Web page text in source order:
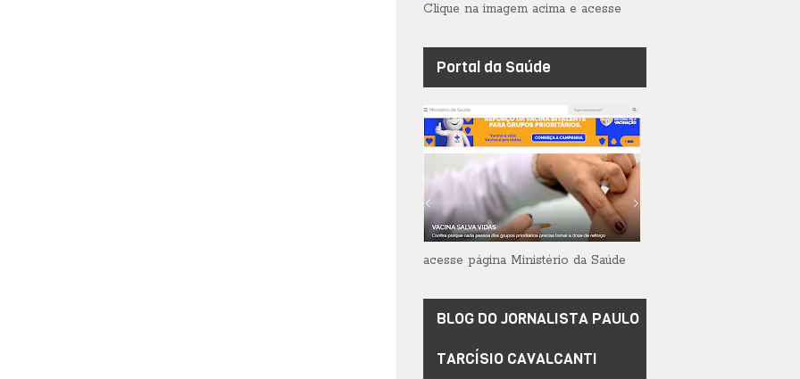
Clique na imagem acima e acesse
Portal da Saúde
acesse página Ministério da Saúde
BLOG DO JORNALISTA PAULO
TARCÍSIO CAVALCANTI